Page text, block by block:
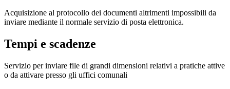
Acquisizione al protocollo dei documenti altrimenti impossibili da
inviare mediante il normale servizio di posta elettronica.
Tempi e scadenze
Servizio per inviare file di grandi dimensioni relativi a pratiche attive
o da attivare presso gli uffici comunali